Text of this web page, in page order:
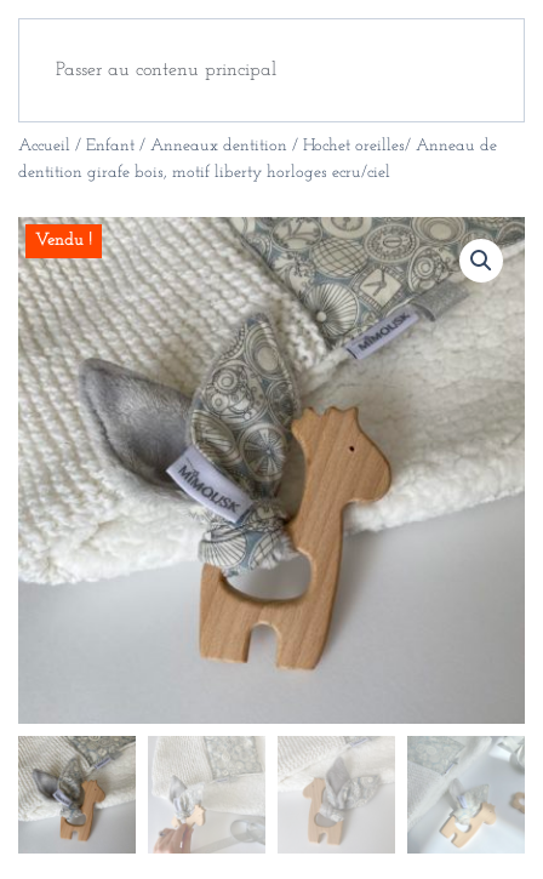
Passer au contenu principal
Accueil / Enfant / Anneaux dentition / Hochet oreilles/ Anneau de
dentition girafe bois, motif liberty horloges ecru/ciel
Vendu !